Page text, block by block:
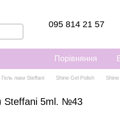
095 814 21 57
Порівняння
Гель лаки Steffani Shine Gel Polish
Steffani 5ml. №43